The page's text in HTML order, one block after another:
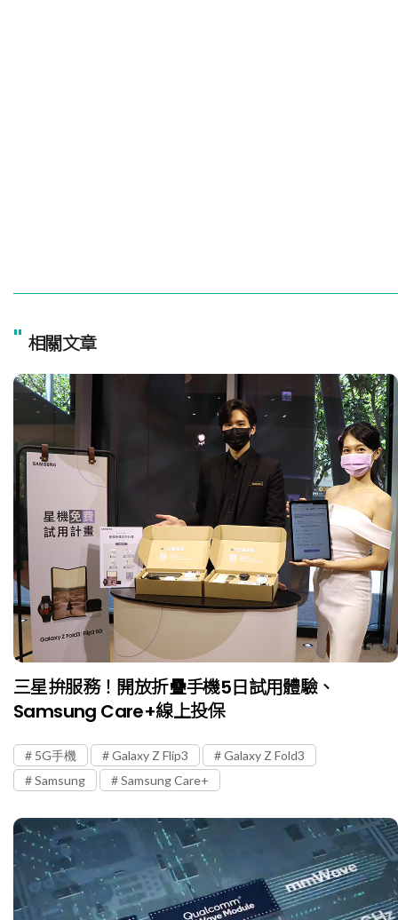
" 相關文章
三星拚服務！開放折疊手機5日試用體驗、
Samsung Care+線上投保
5G手機 Galaxy Z Flip3
Galaxy Z Fold3
Samsung
Samsung Care+